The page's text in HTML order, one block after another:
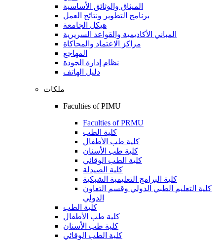
الميثاق والوثائق الأساسية
برنامج التطوير ونتائج العمل
هيكل الجامعة
المباني الأكاديمية والقواعد السريرية
مراكز الاعتماد والمحاكاة
المهاجع
نظام إدارة الجودة
دليل الهاتف
ملكات
Faculties of PIMU
Faculties of PRMU
كلية الطب
كلية طب الأطفال
كلية طب الأسنان
كلية الطب الوقائي
كلية الصيدلة
كلية البرامج التعليمية الشبكية
كلية التعليم الطبي الدولي وقسم التعاون
الدولي
كلية الطب
كلية طب الأطفال
كلية طب الأسنان
كلية الطب الوقائي